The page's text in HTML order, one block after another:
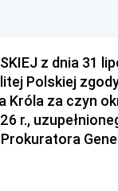
z dnia 31
Polskiej
Króla za czyn
r.,